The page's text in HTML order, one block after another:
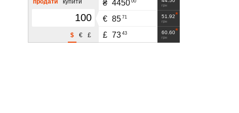
продати купити
£
€
$
грн
₴ 4450 00
51.92
грн
€ 85 71
60.60
грн
£ 73 43